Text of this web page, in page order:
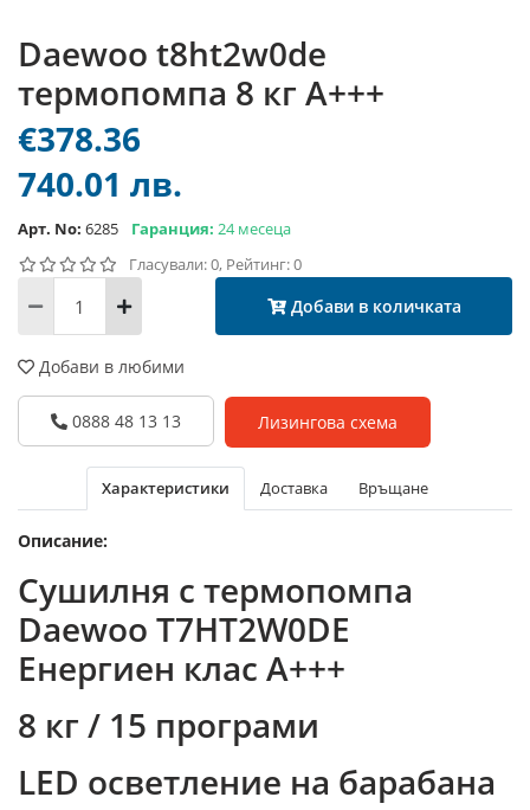
Daewoo t8ht2w0de
термопомпа 8 кг А+++
€378.36
740.01 лв.
Арт. No: 6285 Гаранция: 24 месеца
Гласували: 0, Рейтинг: 0
Добави в количката
Добави в любими
0888 48 13 13 Лизингова схема
Характеристики Доставка Връщане
Описание:
Сушилня с термопомпа
Daewoo T7HT2W0DE
Енергиен клас А+++
8 кг / 15 програми
LED осветление на барабана